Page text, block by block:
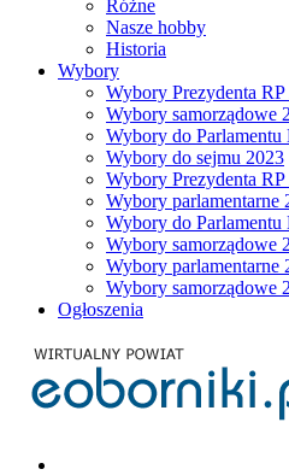
Różne
Nasze hobby
Historia
Wybory
Wybory Prezydenta RP
Wybory samorządowe
Wybory do Parlamentu
Wybory do sejmu 2023
Wybory Prezydenta RP
Wybory parlamentarne
Wybory do Parlamentu
Wybory samorządowe
Wybory parlamentarne
Wybory samorządowe
Ogłoszenia